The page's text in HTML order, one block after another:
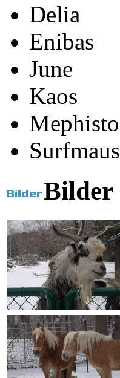
Delia
Enibas
June
Kaos
Mephisto
Surfmaus
Bilder